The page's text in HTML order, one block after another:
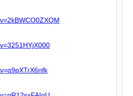
CO0ZXQM
HYjX000
TrX6nfk